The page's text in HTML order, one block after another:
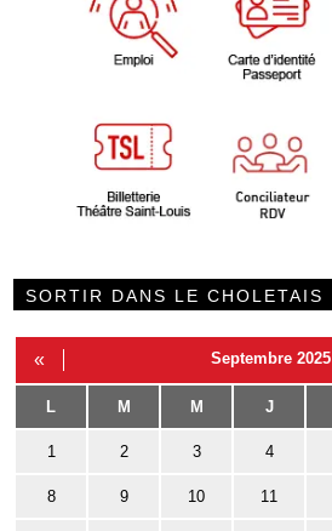
SORTIR DANS LE CHOLETAIS
« Septembre 2025
L M M J
1 2 3 4
8 9 10 11